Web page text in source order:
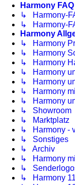
Harmony FAQ
↳ Harmony-
↳ Harmony-
Harmony
↳ Harmony
↳ Harmony
↳ Harmony
↳ Harmony
↳ Harmony
↳ Harmony
↳ Harmony
↳ Showroom
↳ Marktplatz
↳ Harmony -
↳ Sonstiges
↳ Archiv
↳ Harmony
↳
↳ Harmony